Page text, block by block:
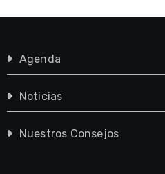
Agenda
Noticias
Nuestros Consejos